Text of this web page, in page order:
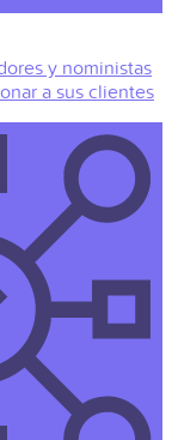
y noministas
a sus clientes